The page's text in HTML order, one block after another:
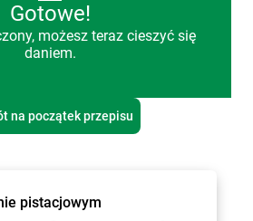
Gotowe!
możesz teraz cieszyć się
daniem.
na początek przepisu
pistacjowym